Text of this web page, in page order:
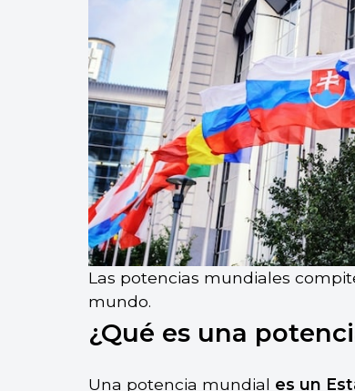
Las potencias mundiales
mundo.
¿Qué es una
Una potencia mundial es un